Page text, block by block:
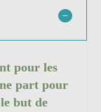
pour les
part pour
but de